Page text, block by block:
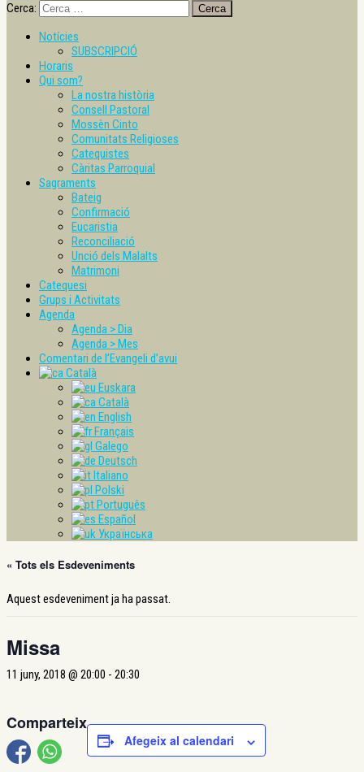
Cerca:
Notícies
SUBSCRIPCIÓ
Horaris
Qui som?
La nostra història
Consell Pastoral
Mossèn Cinto
Comunitats Religioses
Catequistes
Càritas Parroquial
Sagraments
Bateig
Confirmació
Eucaristia
Reconciliació
Unció dels Malalts
Matrimoni
Catequesi
Grups i Activitats
Agenda
Agenda > Dia
Agenda > Mes
Comentari de l’Evangeli d’avui
Català
Euskara
Català
English
Français
Galego
Deutsch
Italiano
Polski
Português
Español
Українська
« Tots els Esdeveniments
Aquest esdeveniment ja ha passat.
Missa
11 juny, 2018 @ 20:00 - 20:30
Comparteix
Afegeix al calendari